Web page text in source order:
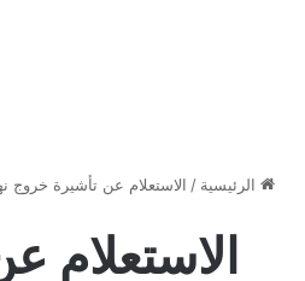
الرئيسية / الاستعلام عن تأشيرة خروج
الاستعلام